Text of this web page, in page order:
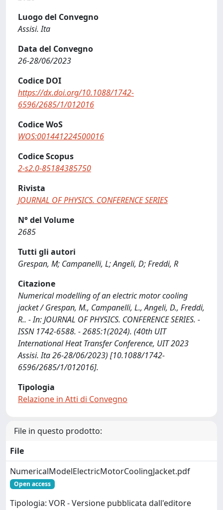
Luogo del Convegno
Assisi. Ita
Data del Convegno
26-28/06/2023
Codice DOI
https://dx.doi.org/10.1088/1742-
6596/2685/1/012016
Codice WoS
WOS:001441224500016
Codice Scopus
2-s2.0-85184385750
Rivista
JOURNAL OF PHYSICS. CONFERENCE SERIES
N° del Volume
2685
Tutti gli autori
Grespan, M; Campanelli, L; Angeli, D; Freddi, R
Citazione
Numerical modelling of an electric motor cooling
jacket / Grespan, M., Campanelli, L., Angeli, D., Freddi,
R.. - In: JOURNAL OF PHYSICS. CONFERENCE SERIES. -
ISSN 1742-6588. - 2685:1(2024). (40th UIT
International Heat Transfer Conference, UIT 2023
Assisi. Ita 26-28/06/2023) [10.1088/1742-
6596/2685/1/012016].
Tipologia
Relazione in Atti di Convegno
File in questo prodotto:
File
NumericalModelElectricMotorCoolingJacket.pdf
Open access
Tipologia: VOR - Versione pubblicata dall'editore